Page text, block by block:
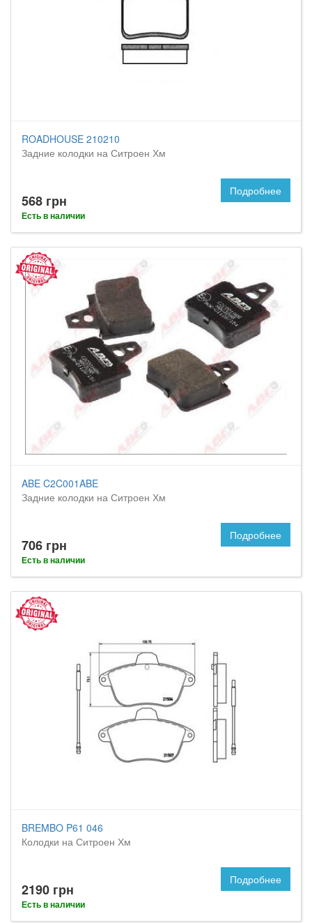
ROADHOUSE 210210
Задние колодки на Ситроен Хм
568 грн
Есть в наличии
Подробнее
ABE C2C001ABE
Задние колодки на Ситроен Хм
706 грн
Есть в наличии
Подробнее
BREMBO P61 046
Колодки на Ситроен Хм
2190 грн
Есть в наличии
Подробнее